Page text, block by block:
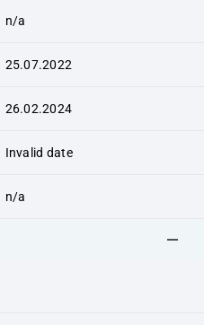
n/a
25.07.2022
26.02.2024
Invalid date
n/a